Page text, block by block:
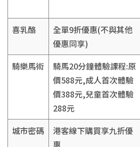
喜乳酪
全單9折優惠(不與其他
優惠同享)
騎樂馬術
騎馬20分鐘體驗課程:原
價588元,成人首次體驗
價388元,兒童首次體驗
288元
城市密碼
港客線下購買享九折優
惠